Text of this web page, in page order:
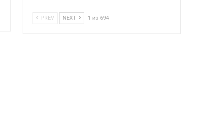
PREV NEXT 1 из 694